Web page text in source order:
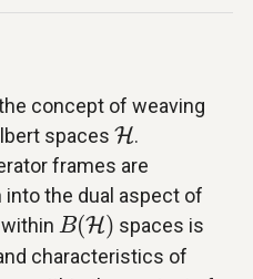
concept of weaving
spaces H
H.
frames are
into the dual aspect of
B(H)
B(H)
spaces is
characteristics of